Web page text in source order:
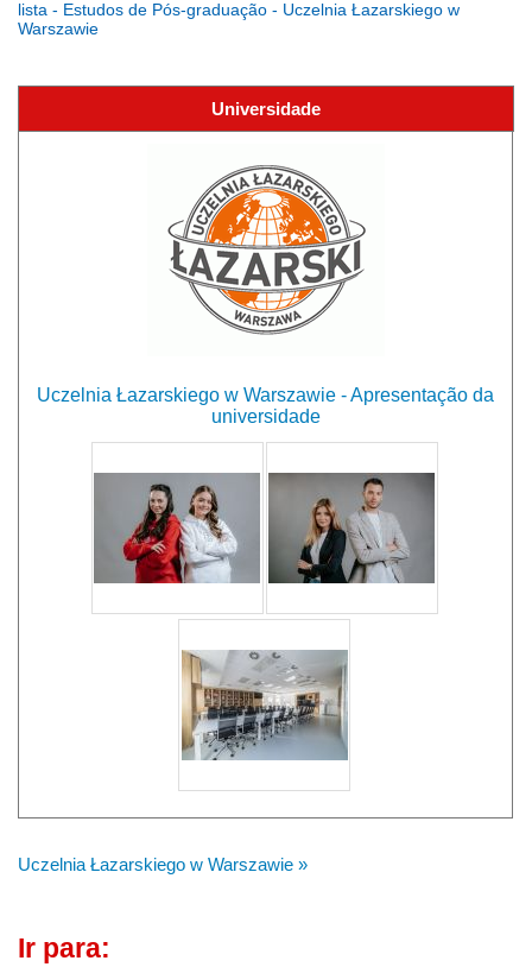
lista - Estudos de Pós-graduação - Uczelnia Łazarskiego w
Warszawie
Universidade
Uczelnia Łazarskiego w Warszawie - Apresentação da
universidade
Uczelnia Łazarskiego w Warszawie »
Ir para: